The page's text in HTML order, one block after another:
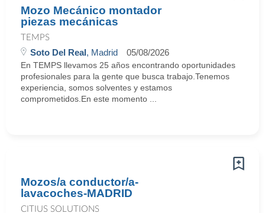
Mozo Mecánico montador
piezas mecánicas
TEMPS
Soto Del Real, Madrid 05/08/2026
En TEMPS llevamos 25 años encontrando oportunidades
profesionales para la gente que busca trabajo.Tenemos
experiencia, somos solventes y estamos
comprometidos.En este momento ...
Mozos/a conductor/a-
lavacoches-MADRID
CITIUS SOLUTIONS